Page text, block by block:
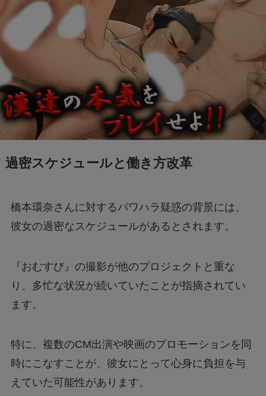
過密スケジュールと働き方改革
橋本環奈さんに対するパワハラ疑惑の背景には、
彼女の過密なスケジュールがあるとされます。
『おむすび』の撮影が他のプロジェクトと重な
り、多忙な状況が続いていたことが指摘されてい
ます。
特に、複数のCM出演や映画のプロモーションを同
時にこなすことが、彼女にとって心身に負担を与
えていた可能性があります。